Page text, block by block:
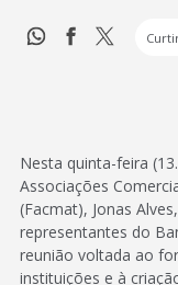
Nesta quinta-feira
Associações
(Facmat), Jonas
representantes do
reunião voltada ao
instituições e à